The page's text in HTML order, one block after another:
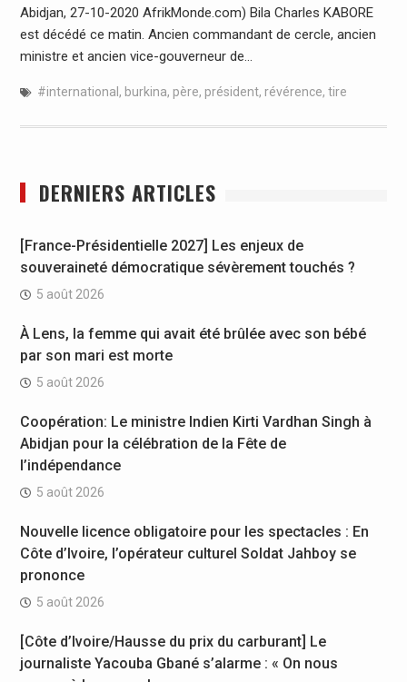
Abidjan, 27-10-2020 AfrikMonde.com) Bila Charles KABORE
est décédé ce matin. Ancien commandant de cercle, ancien
ministre et ancien vice-gouverneur de…
#international , burkina, père, président, révérence, tire
DERNIERS ARTICLES
[France-Présidentielle 2027] Les enjeux de
souveraineté démocratique sévèrement touchés ?
5 août 2026
À Lens, la femme qui avait été brûlée avec son bébé
par son mari est morte
5 août 2026
Coopération: Le ministre Indien Kirti Vardhan Singh à
Abidjan pour la célébration de la Fête de
l’indépendance
5 août 2026
Nouvelle licence obligatoire pour les spectacles : En
Côte d’Ivoire, l’opérateur culturel Soldat Jahboy se
prononce
5 août 2026
[Côte d’Ivoire/Hausse du prix du carburant] Le
journaliste Yacouba Gbané s’alarme : « On nous